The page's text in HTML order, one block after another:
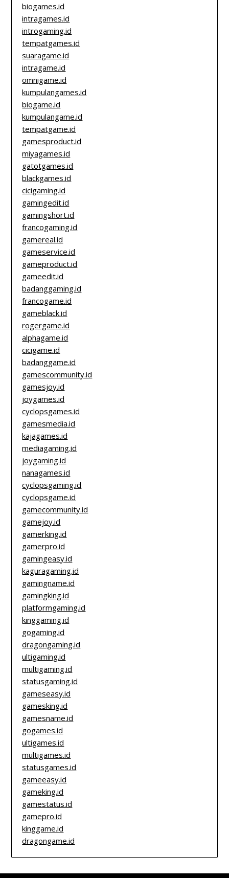
biogames.id
intragames.id
introgaming.id
tempatgames.id
suaragame.id
intragame.id
omnigame.id
kumpulangames.id
biogame.id
kumpulangame.id
tempatgame.id
gamesproduct.id
miyagames.id
gatotgames.id
blackgames.id
cicigaming.id
gamingedit.id
gamingshort.id
francogaming.id
gamereal.id
gameservice.id
gameproduct.id
gameedit.id
badanggaming.id
francogame.id
gameblack.id
rogergame.id
alphagame.id
cicigame.id
badanggame.id
gamescommunity.id
gamesjoy.id
joygames.id
cyclopsgames.id
gamesmedia.id
kajagames.id
mediagaming.id
joygaming.id
nanagames.id
cyclopsgaming.id
cyclopsgame.id
gamecommunity.id
gamejoy.id
gamerking.id
gamerpro.id
gamingeasy.id
kaguragaming.id
gamingname.id
gamingking.id
platformgaming.id
kinggaming.id
gogaming.id
dragongaming.id
ultigaming.id
multigaming.id
statusgaming.id
gameseasy.id
gamesking.id
gamesname.id
gogames.id
ultigames.id
multigames.id
statusgames.id
gameeasy.id
gameking.id
gamestatus.id
gamepro.id
kinggame.id
dragongame.id